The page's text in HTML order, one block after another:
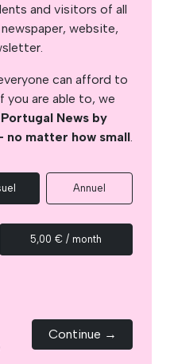
and visitors of all
website,
can afford to
you are able to, we
News by
no matter how small.
Annuel
5,00 € / month
Continue →